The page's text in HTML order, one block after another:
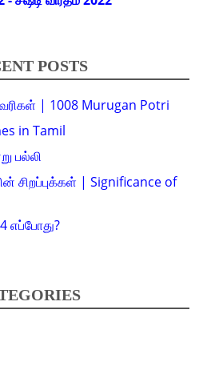
POSTS
| 1008 Murugan Potri
in Tamil
பல்லி
சிறப்புக்கள் | Significance of
எப்போது?